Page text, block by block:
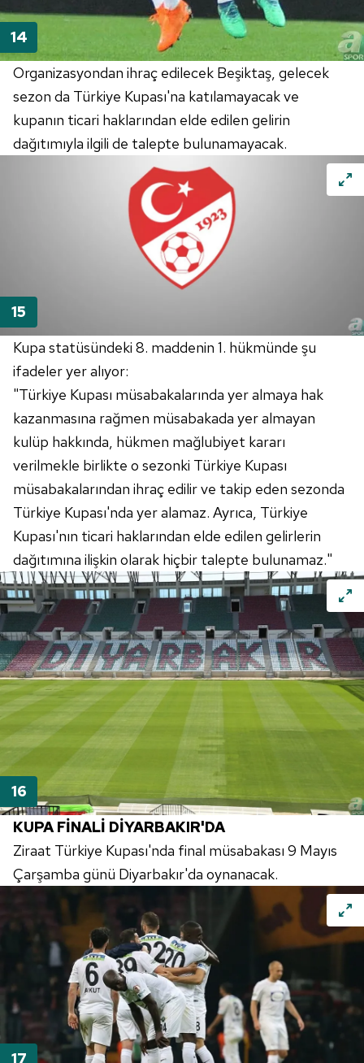
Organizasyondan ihraç edilecek Beşiktaş, gelecek
sezon da Türkiye Kupası'na katılamayacak ve
kupanın ticari haklarından elde edilen gelirin
dağıtımıyla ilgili de talepte bulunamayacak.
Kupa statüsündeki 8. maddenin 1. hükmünde şu
ifadeler yer alıyor:
"Türkiye Kupası müsabakalarında yer almaya hak
kazanmasına rağmen müsabakada yer almayan
kulüp hakkında, hükmen mağlubiyet kararı
verilmekle birlikte o sezonki Türkiye Kupası
müsabakalarından ihraç edilir ve takip eden sezonda
Türkiye Kupası'nda yer alamaz. Ayrıca, Türkiye
Kupası'nın ticari haklarından elde edilen gelirlerin
dağıtımına ilişkin olarak hiçbir talepte bulunamaz."
KUPA FİNALİ DİYARBAKIR'DA
Ziraat Türkiye Kupası'nda final müsabakası 9 Mayıs
Çarşamba günü Diyarbakır'da oynanacak.